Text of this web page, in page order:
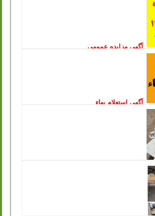
آگهی مزایده عمومی
پسماندشهرداری ورامین در نظر دارد بازیافت
ارزش مرکز دفن زباله چرمشهر را از طریق
اشخاص حقیقی و...
آگهی استعلام بهاء
پسماند شهرداری ورامین درنظردارد جهت جمع
سگ های بلاصاحب سطح شهر نسبت به
پیمانکار واجد...
به جهت تکریم ارباب رجوع
که در حفظ محیط زیست و اصول بازیافت با
این است که افراد در هنگام خرید حجم بسیار